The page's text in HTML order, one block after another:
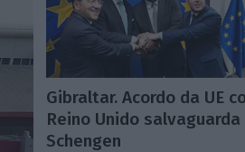
Gibraltar. Acordo da UE
Reino Unido salvaguarda
Schengen